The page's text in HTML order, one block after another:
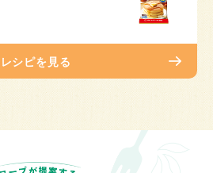
レシピを見る